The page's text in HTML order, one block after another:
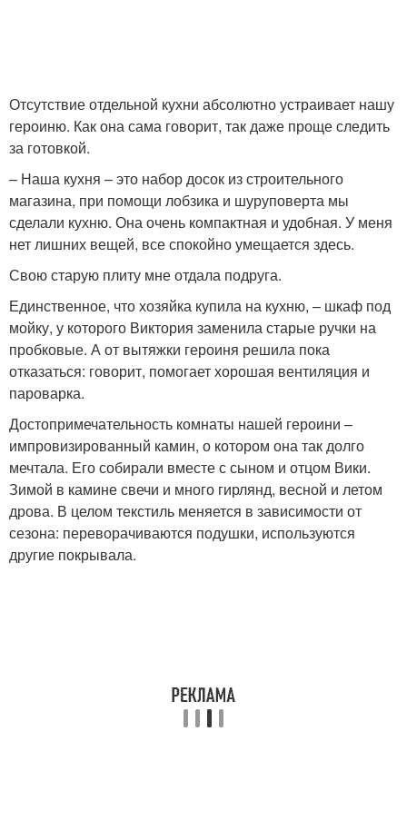
Отсутствие отдельной кухни абсолютно устраивает нашу
героиню. Как она сама говорит, так даже проще следить
за готовкой.
– Наша кухня – это набор досок из строительного
магазина, при помощи лобзика и шуруповерта мы
сделали кухню. Она очень компактная и удобная. У меня
нет лишних вещей, все спокойно умещается здесь.
Свою старую плиту мне отдала подруга.
Единственное, что хозяйка купила на кухню, – шкаф под
мойку, у которого Виктория заменила старые ручки на
пробковые. А от вытяжки героиня решила пока
отказаться: говорит, помогает хорошая вентиляция и
пароварка.
Достопримечательность комнаты нашей героини –
импровизированный камин, о котором она так долго
мечтала. Его собирали вместе с сыном и отцом Вики.
Зимой в камине свечи и много гирлянд, весной и летом
дрова. В целом текстиль меняется в зависимости от
сезона: переворачиваются подушки, используются
другие покрывала.